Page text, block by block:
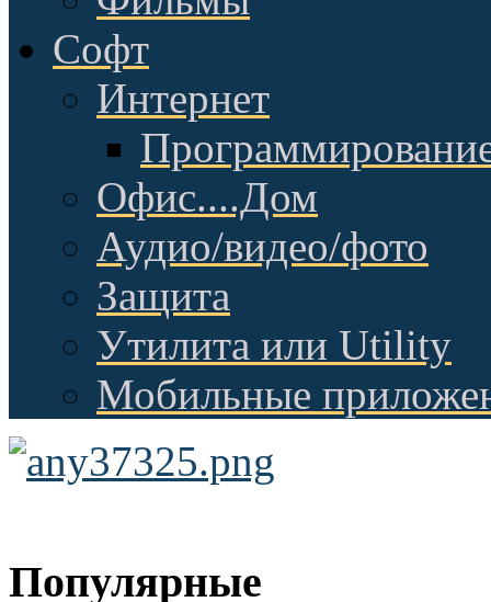
Софт
Интернет
Офис....Дом
Аудио/видео/фото
Защита
Утилита или Utility
Мобильные
Популярные